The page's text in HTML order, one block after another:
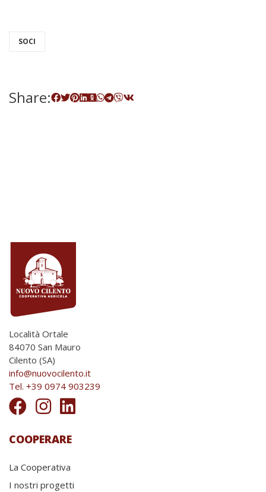
SOCI
Share:
Località Ortale
84070 San Mauro
Cilento (SA)
info@nuovocilento.it
Tel. +39 0974 903239
COOPERARE
La Cooperativa
I nostri progetti